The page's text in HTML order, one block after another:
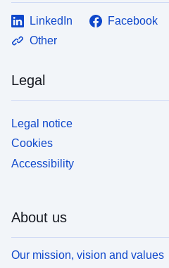
LinkedIn Facebook
Other
Legal
Legal notice
Cookies
Accessibility
About us
Our mission, vision and values